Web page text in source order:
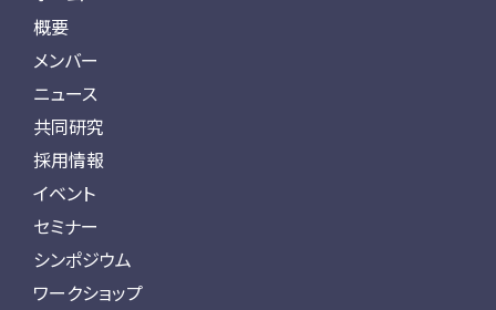
概要
メンバー
ニュース
共同研究
採用情報
イベント
セミナー
シンポジウム
ワークショップ